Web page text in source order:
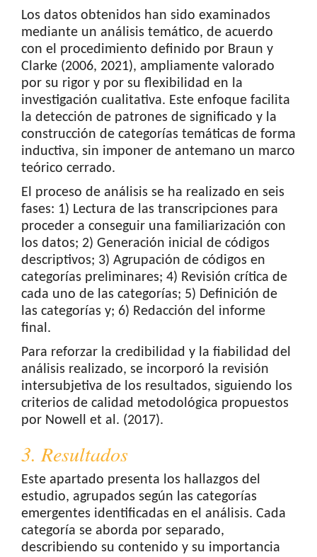
Los datos obtenidos han sido examinados
mediante un análisis temático, de acuerdo
con el procedimiento definido por Braun y
Clarke (2006, 2021), ampliamente valorado
por su rigor y por su flexibilidad en la
investigación cualitativa. Este enfoque facilita
la detección de patrones de significado y la
construcción de categorías temáticas de forma
inductiva, sin imponer de antemano un marco
teórico cerrado.
El proceso de análisis se ha realizado en seis
fases: 1) Lectura de las transcripciones para
proceder a conseguir una familiarización con
los datos; 2) Generación inicial de códigos
descriptivos; 3) Agrupación de códigos en
categorías preliminares; 4) Revisión crítica de
cada uno de las categorías; 5) Definición de
las categorías y; 6) Redacción del informe
final.
Para reforzar la credibilidad y la fiabilidad del
análisis realizado, se incorporó la revisión
intersubjetiva de los resultados, siguiendo los
criterios de calidad metodológica propuestos
por Nowell et al. (2017).
3. Resultados
Este apartado presenta los hallazgos del
estudio, agrupados según las categorías
emergentes identificadas en el análisis. Cada
categoría se aborda por separado,
describiendo su contenido y su importancia